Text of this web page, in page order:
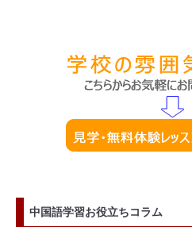
中国語学習お役立ちコラム